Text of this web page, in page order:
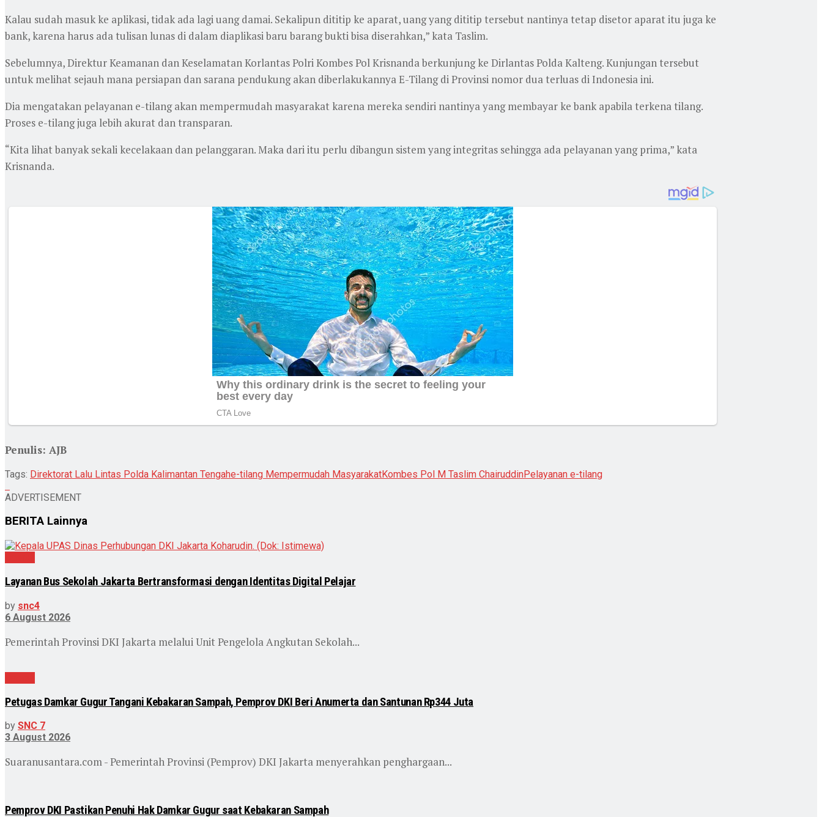
Kalau sudah masuk ke aplikasi, tidak ada lagi uang damai. Sekalipun dititip ke aparat, uang yang dititip tersebut nantinya tetap disetor aparat itu juga ke
bank, karena harus ada tulisan lunas di dalam diaplikasi baru barang bukti bisa diserahkan,” kata Taslim.
Sebelumnya, Direktur Keamanan dan Keselamatan Korlantas Polri Kombes Pol Krisnanda berkunjung ke Dirlantas Polda Kalteng. Kunjungan tersebut
untuk melihat sejauh mana persiapan dan sarana pendukung akan diberlakukannya E-Tilang di Provinsi nomor dua terluas di Indonesia ini.
Dia mengatakan pelayanan e-tilang akan mempermudah masyarakat karena mereka sendiri nantinya yang membayar ke bank apabila terkena tilang.
Proses e-tilang juga lebih akurat dan transparan.
“Kita lihat banyak sekali kecelakaan dan pelanggaran. Maka dari itu perlu dibangun sistem yang integritas sehingga ada pelayanan yang prima,” kata
Krisnanda.
Penulis: AJB
Tags: Direktorat Lalu Lintas Polda Kalimantan Tengahe-tilang Mempermudah MasyarakatKombes Pol M Taslim ChairuddinPelayanan e-tilang
ADVERTISEMENT
BERITA Lainnya
Layanan Bus Sekolah Jakarta Bertransformasi dengan Identitas Digital Pelajar
by snc4
6 August 2026
Pemerintah Provinsi DKI Jakarta melalui Unit Pengelola Angkutan Sekolah...
Petugas Damkar Gugur Tangani Kebakaran Sampah, Pemprov DKI Beri Anumerta dan Santunan Rp344 Juta
by SNC 7
3 August 2026
Suaranusantara.com - Pemerintah Provinsi (Pemprov) DKI Jakarta menyerahkan penghargaan...
Pemprov DKI Pastikan Penuhi Hak Damkar Gugur saat Kebakaran Sampah